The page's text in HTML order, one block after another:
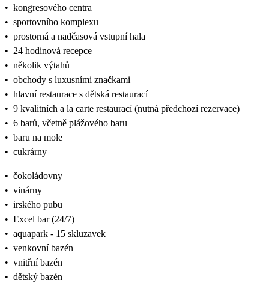
• kongresového centra
• sportovního komplexu
• prostorná a nadčasová vstupní hala
• 24 hodinová recepce
• několik výtahů
• obchody s luxusními značkami
• hlavní restaurace s dětská restaurací
• 9 kvalitních a la carte restaurací (nutná předchozí rezervace)
• 6 barů, včetně plážového baru
• baru na mole
• cukrárny
• čokoládovny
• vinárny
• irského pubu
• Excel bar (24/7)
• aquapark - 15 skluzavek
• venkovní bazén
• vnitřní bazén
• dětský bazén